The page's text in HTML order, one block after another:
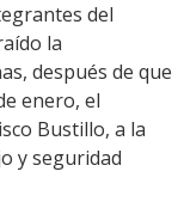
del
la
después de que
enero, el
Bustillo, a la
y seguridad